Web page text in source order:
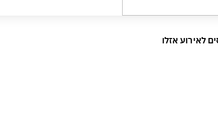
לאירוע אזלו